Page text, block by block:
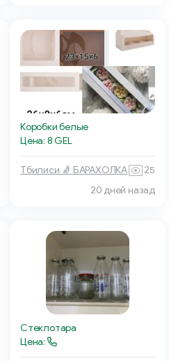
Коробки белые
Цена: 8 GEL
Тбилиси 🧦 БАРАХОЛКА
25
20 дней назад
Стеклотара
Цена: